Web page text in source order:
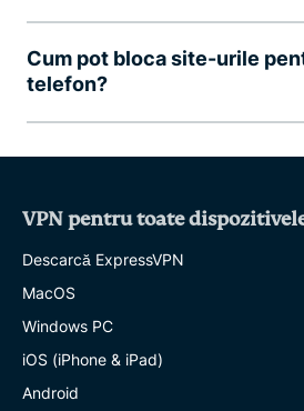
Cum pot bloca site-urile
telefon?
VPN pentru toate
Descarcă ExpressVPN
MacOS
Windows PC
iOS (iPhone & iPad)
Android